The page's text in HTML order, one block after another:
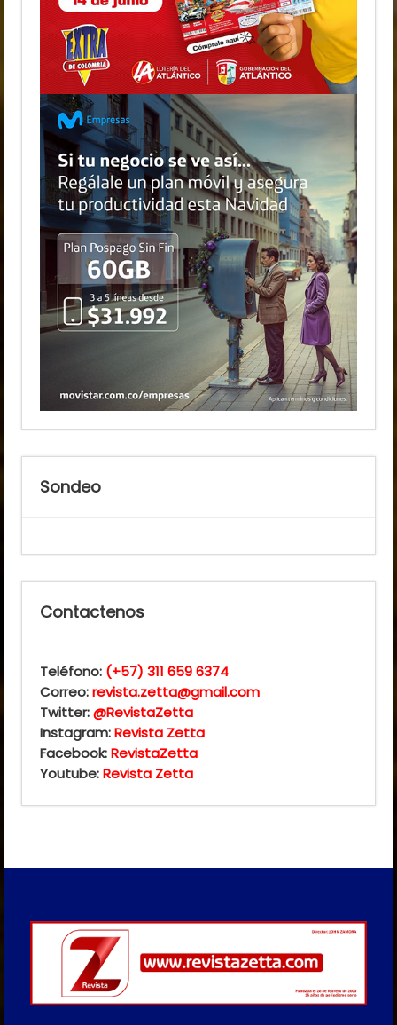
Sondeo
Contactenos
Teléfono: (+57) 311 659 6374
Correo:revista.zetta@gmail.com
Twitter:@RevistaZetta
Instagram:Revista Zetta
Facebook:RevistaZetta
Youtube:Revista Zetta